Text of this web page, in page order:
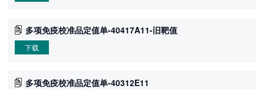
多项免疫校准品定值单-40417A11-旧靶值
下载
多项免疫校准品定值单-40312E11